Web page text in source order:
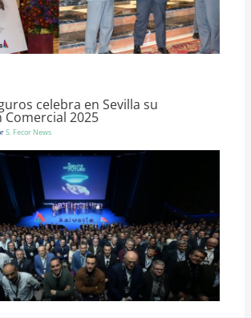
celebra en Sevilla su
Comercial 2025
S. Fecor News